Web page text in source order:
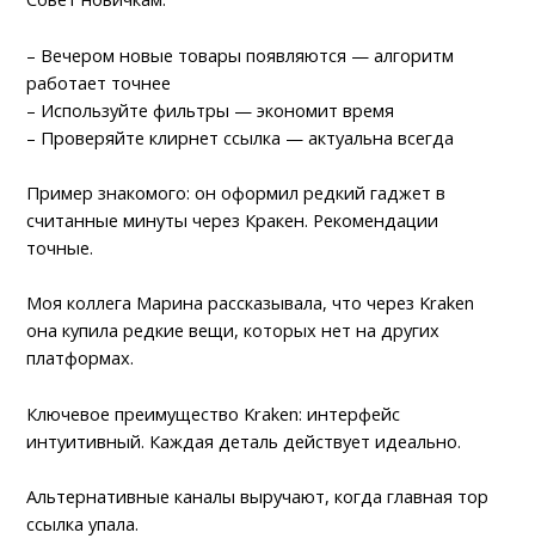
– Вечером новые товары появляются — алгоритм
работает точнее
– Используйте фильтры — экономит время
– Проверяйте клирнет ссылка — актуальна всегда
Пример знакомого: он оформил редкий гаджет в
считанные минуты через Кракен. Рекомендации
точные.
Моя коллега Марина рассказывала, что через Kraken
она купила редкие вещи, которых нет на других
платформах.
Ключевое преимущество Kraken: интерфейс
интуитивный. Каждая деталь действует идеально.
Альтернативные каналы выручают, когда главная тор
ссылка упала.